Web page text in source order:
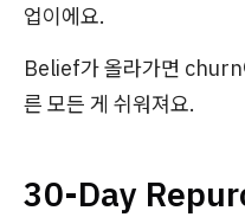
업이에요.
Belief가 올라가면 churn
른 모든 게 쉬워져요.
30-Day